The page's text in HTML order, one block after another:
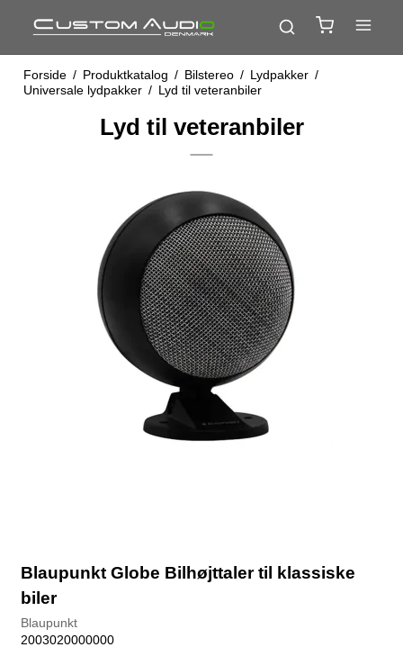
Forside / Produktkatalog / Bilstereo / Lydpakker /
Universale lydpakker / Lyd til veteranbiler
Lyd til veteranbiler
Blaupunkt Globe Bilhøjttaler til klassiske
biler
Blaupunkt
2003020000000